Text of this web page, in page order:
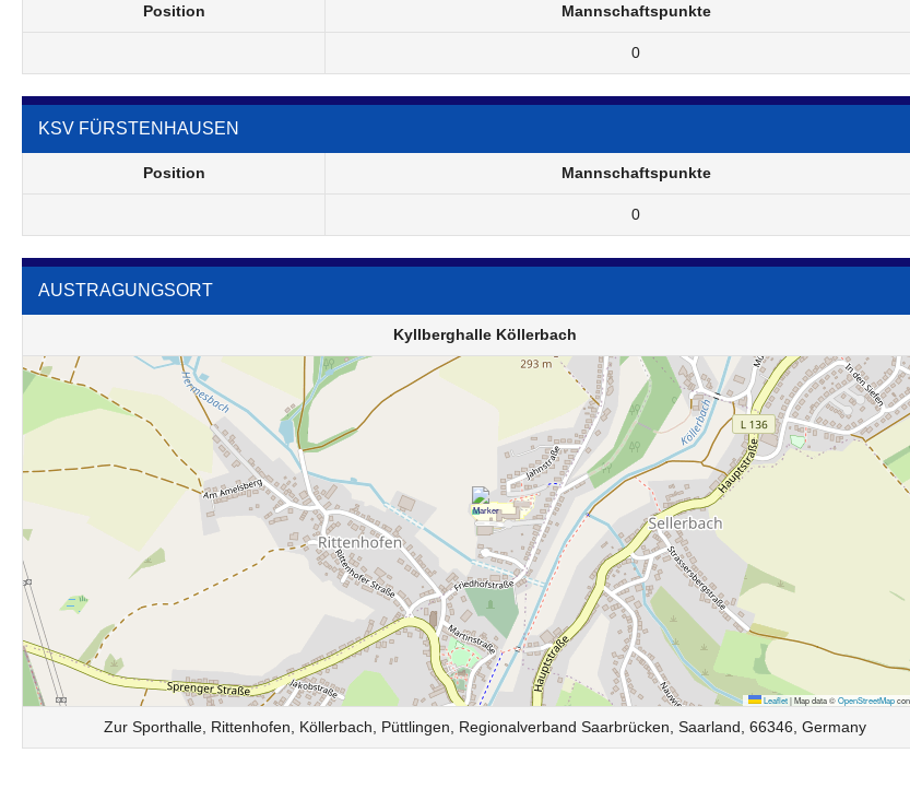
Position Mannschaftspunkte
0
KSV FÜRSTENHAUSEN
Position Mannschaftspunkte
0
AUSTRAGUNGSORT
Kyllberghalle Köllerbach
Leaflet|Map data ©OpenStreetMap
Zur Sporthalle, Rittenhofen, Köllerbach, Püttlingen, Regionalverband Saarbrücken, Saarland, 66346, Germany